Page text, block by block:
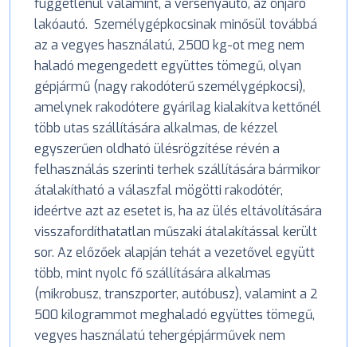
függetlenül valamint, a versenyautó, az önjáró
lakóautó. Személygépkocsinak minősül továbbá
az a vegyes használatú, 2500 kg-ot meg nem
haladó megengedett együttes tömegű, olyan
gépjármű (nagy rakodóterű személygépkocsi),
amelynek rakodótere gyárilag kialakítva kettőnél
több utas szállítására alkalmas, de kézzel
egyszerűen oldható ülésrögzítése révén a
felhasználás szerinti terhek szállítására bármikor
átalakítható a válaszfal mögötti rakodótér,
ideértve azt az esetet is, ha az ülés eltávolítására
visszafordíthatatlan műszaki átalakítással került
sor. Az előzőek alapján tehát a vezetővel együtt
több, mint nyolc fő szállítására alkalmas
(mikrobusz, transzporter, autóbusz), valamint a 2
500 kilogrammot meghaladó együttes tömegű,
vegyes használatú tehergépjárművek nem